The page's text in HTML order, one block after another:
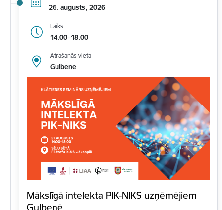
26. augusts, 2026
Laiks
14.00–18.00
Atrašanās vieta
Gulbene
Mākslīgā intelekta PIK-NIKS uzņēmējiem
Gulbenē